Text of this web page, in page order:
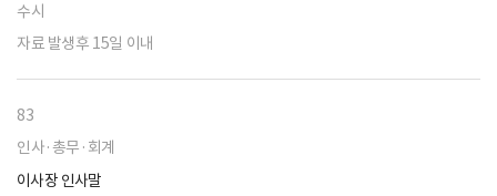
수시
자료 발생후 15일 이내
83
인사·총무·회계
이사장 인사말